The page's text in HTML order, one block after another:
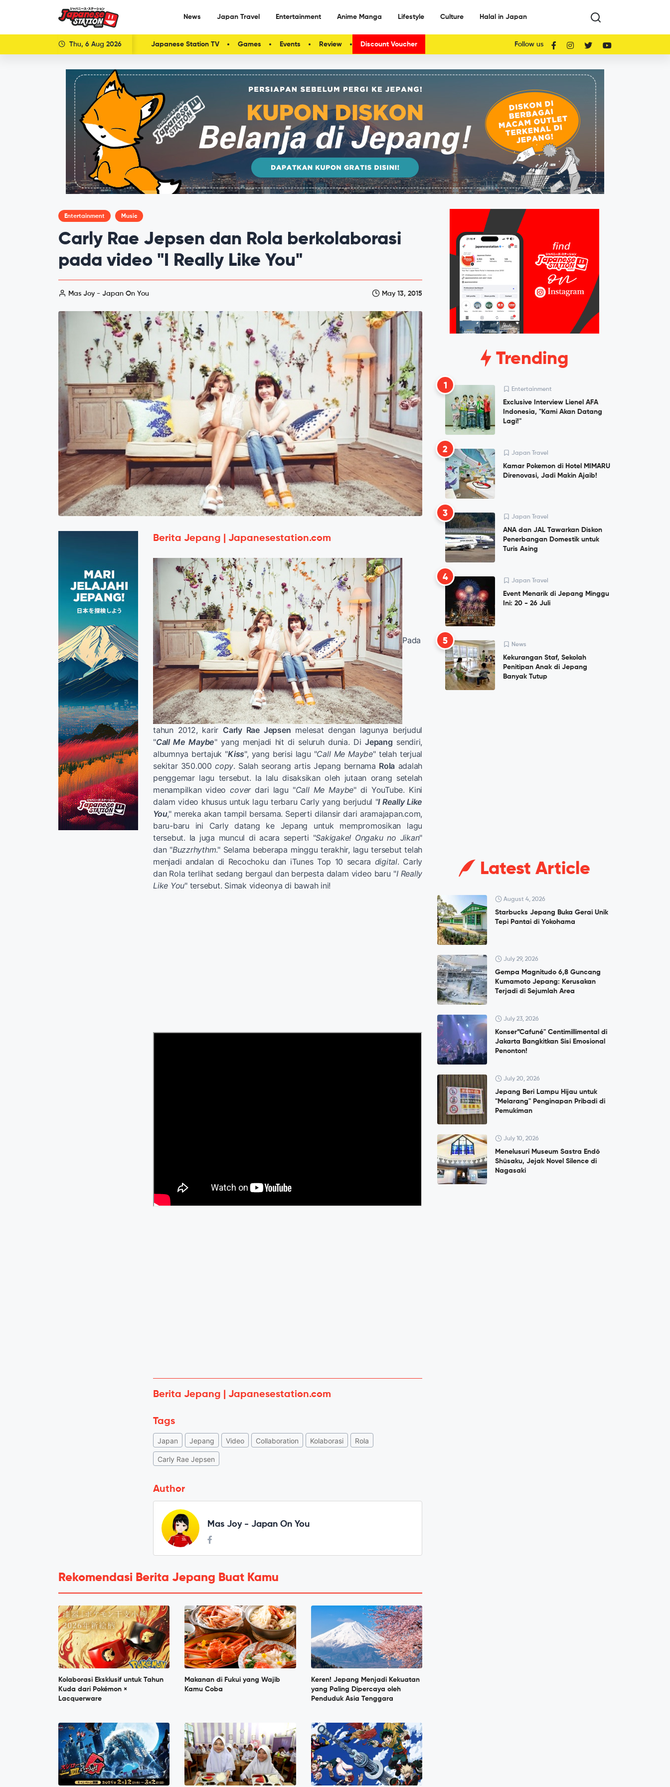
News Japan Travel Entertainment Anime Manga Lifestyle Culture Halal in Japan
Thu, 6 Aug 2026 Japanese Station TV Games Events Review Discount Voucher Follow us
Entertainment Music
Carly Rae Jepsen dan Rola berkolaborasi
pada video "I Really Like You"
Mas Joy - Japan On You May 13, 2015
Berita Jepang | Japanesestation.com
Pada
tahun 2012, karir Carly Rae Jepsen melesat dengan lagunya berjudul
"Call Me Maybe" yang menjadi hit di seluruh dunia. Di Jepang sendiri,
albumnya bertajuk "Kiss", yang berisi lagu "Call Me Maybe" telah terjual
sekitar 350.000copy. Salah seorang artis Jepang bernama Rola adalah
penggemar lagu tersebut. Ia lalu disaksikan oleh jutaan orang setelah
menampilkan videocoverdari lagu "Call Me Maybe" di YouTube. Kini
dalam video khusus untuk lagu terbaru Carly yang berjudul "I Really Like
You," mereka akan tampil bersama. Seperti dilansir dari aramajapan.com,
baru-baru ini Carly datang ke Jepang untuk mempromosikan lagu
tersebut. Ia juga muncul di acara seperti "Sakigake! Ongaku no Jikan"
dan "Buzzrhythm." Selama beberapa minggu terakhir, lagu tersebut telah
menjadi andalan di Recochoku dan iTunes Top 10 secara digital. Carly
dan Rola terlihat sedang bergaul dan berpesta dalam video baru "I Really
Like You" tersebut. Simak videonya di bawah ini!
Berita Jepang | Japanesestation.com
Tags
Japan Jepang Video Collaboration Kolaborasi Rola
Carly Rae Jepsen
Author
Mas Joy - Japan On You
Rekomendasi Berita Jepang Buat Kamu
Kolaborasi Eksklusif untuk Tahun
Kuda dari Pokémon ×
Lacquerware
Makanan di Fukui yang Wajib
Kamu Coba
Keren! Jepang Menjadi Kekuatan
yang Paling Dipercaya oleh
Penduduk Asia Tenggara
Trending
1 Entertainment
Exclusive Interview Lienel AFA
Indonesia, "Kami Akan Datang
Lagi!"
2 Japan Travel
Kamar Pokemon di Hotel MIMARU
Direnovasi, Jadi Makin Ajaib!
3 Japan Travel
ANA dan JAL Tawarkan Diskon
Penerbangan Domestik untuk
Turis Asing
4 Japan Travel
Event Menarik di Jepang Minggu
Ini: 20 - 26 Juli
5 News
Kekurangan Staf, Sekolah
Penitipan Anak di Jepang
Banyak Tutup
Latest Article
August 4, 2026
Starbucks Jepang Buka Gerai Unik
Tepi Pantai di Yokohama
July 29, 2026
Gempa Magnitudo 6,8 Guncang
Kumamoto Jepang: Kerusakan
Terjadi di Sejumlah Area
July 23, 2026
Konser”Cafuné" Centimillimental di
Jakarta Bangkitkan Sisi Emosional
Penonton!
July 20, 2026
Jepang Beri Lampu Hijau untuk
"Melarang" Penginapan Pribadi di
Pemukiman
July 10, 2026
Menelusuri Museum Sastra Endō
Shūsaku, Jejak Novel Silence di
Nagasaki